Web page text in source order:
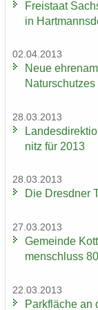
Frei­staat
in
02.04.2013
Neue
Na­tur­schut­zes
28.03.2013
nitz für 2013
28.03.2013
Die Dresd­ner
27.03.2013
Ge­mein­de
men­schluss
22.03.2013
Park­flä­che an